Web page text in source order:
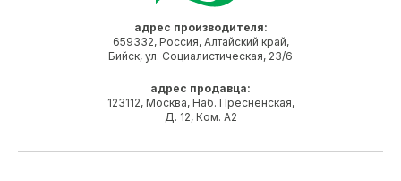
адрес производителя:
659332, Россия, Алтайский край,
Бийск, ул. Социалистическая, 23/6
адрес продавца:
123112, Москва, Наб. Пресненская,
Д. 12, Ком. А2